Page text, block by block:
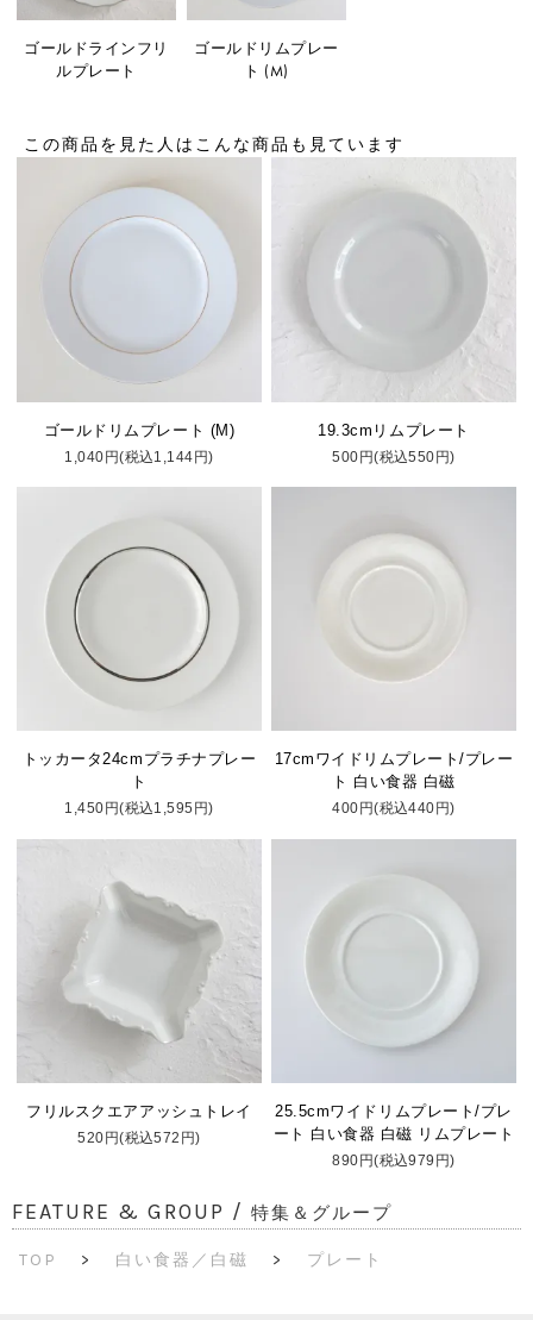
ゴールドラインフリ
ルプレート
ゴールドリムプレー
ト (M)
この商品を見た人はこんな商品も見ています
ゴールドリムプレート (M)
1,040円(税込1,144円)
19.3cmリムプレート
500円(税込550円)
トッカータ24cmプラチナプレー
ト
1,450円(税込1,595円)
17cmワイドリムプレート/プレー
ト 白い食器 白磁
400円(税込440円)
フリルスクエアアッシュトレイ
520円(税込572円)
25.5cmワイドリムプレート/プレ
ート 白い食器 白磁 リムプレート
890円(税込979円)
FEATURE & GROUP / 特集＆グループ
TOP > 白い食器／白磁 > プレート